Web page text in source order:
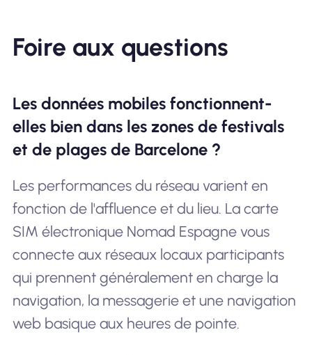
Foire aux questions
Les données mobiles fonctionnent-
elles bien dans les zones de festivals
et de plages de Barcelone ?
Les performances du réseau varient en
fonction de l'affluence et du lieu. La carte
SIM électronique Nomad Espagne vous
connecte aux réseaux locaux participants
qui prennent généralement en charge la
navigation, la messagerie et une navigation
web basique aux heures de pointe.